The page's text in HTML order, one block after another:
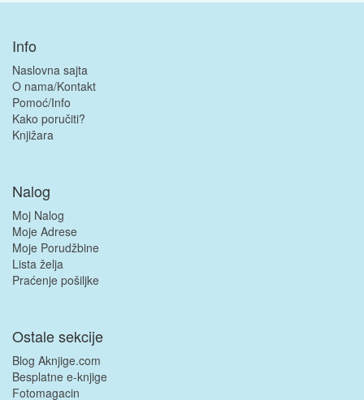
Info
Naslovna sajta
O nama/Kontakt
Pomoć/Info
Kako poručiti?
Knjižara
Nalog
Moj Nalog
Moje Adrese
Moje Porudžbine
Lista želja
Praćenje pošiljke
Ostale sekcije
Blog Aknjige.com
Besplatne e-knjige
Fotomagacin